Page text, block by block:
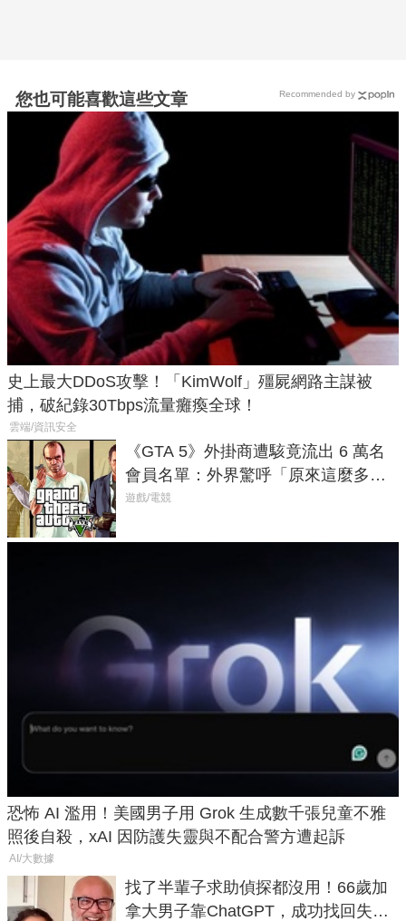
您也可能喜歡這些文章
史上最大DDoS攻擊！「KimWolf」殭屍網路主謀被
捕，破紀錄30Tbps流量癱瘓全球！
雲端/資訊安全
《GTA 5》外掛商遭駭竟流出 6 萬名
會員名單：外界驚呼「原來這麼多人
在開掛！」
遊戲/電競
恐怖 AI 濫用！美國男子用 Grok 生成數千張兒童不雅
照後自殺，xAI 因防護失靈與不配合警方遭起訴
AI/大數據
找了半輩子求助偵探都沒用！66歲加
拿大男子靠ChatGPT，成功找回失散
Recommended by